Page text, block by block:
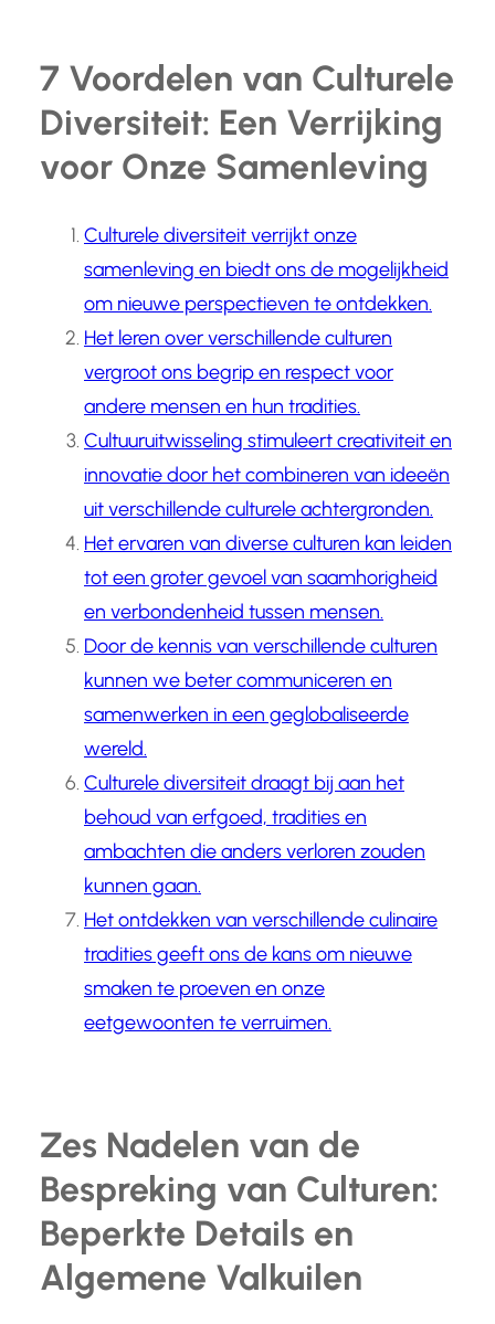
7 Voordelen van Culturele
Diversiteit: Een Verrijking
voor Onze Samenleving
Culturele diversiteit verrijkt onze
samenleving en biedt ons de mogelijkheid
om nieuwe perspectieven te ontdekken.
Het leren over verschillende culturen
vergroot ons begrip en respect voor
andere mensen en hun tradities.
Cultuuruitwisseling stimuleert creativiteit en
innovatie door het combineren van ideeën
uit verschillende culturele achtergronden.
Het ervaren van diverse culturen kan leiden
tot een groter gevoel van saamhorigheid
en verbondenheid tussen mensen.
Door de kennis van verschillende culturen
kunnen we beter communiceren en
samenwerken in een geglobaliseerde
wereld.
Culturele diversiteit draagt bij aan het
behoud van erfgoed, tradities en
ambachten die anders verloren zouden
kunnen gaan.
Het ontdekken van verschillende culinaire
tradities geeft ons de kans om nieuwe
smaken te proeven en onze
eetgewoonten te verruimen.
Zes Nadelen van de
Bespreking van Culturen:
Beperkte Details en
Algemene Valkuilen